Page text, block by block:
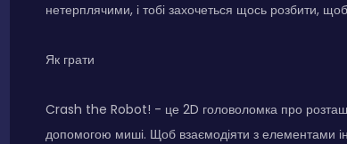
нетерплячими, і тобі захочеться щось розбити,
Як грати
Crash the Robot! - це 2D головоломка про
допомогою миші. Щоб взаємодіяти з елементами